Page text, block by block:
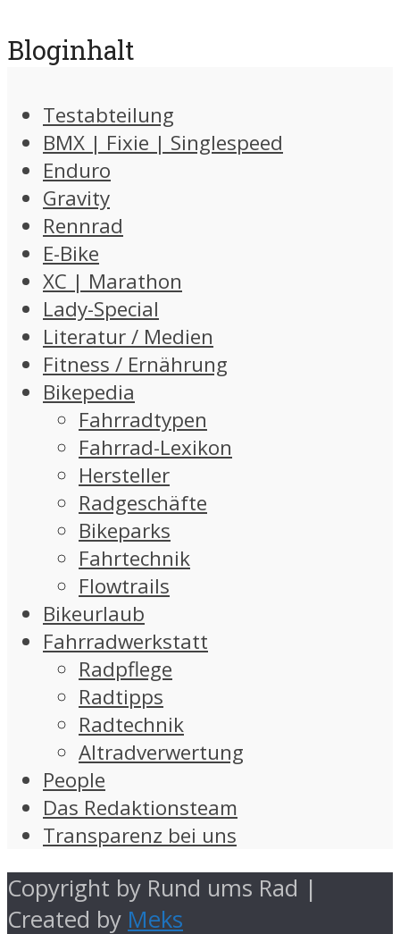
Bloginhalt
Testabteilung
BMX | Fixie | Singlespeed
Enduro
Gravity
Rennrad
E-Bike
XC | Marathon
Lady-Special
Literatur / Medien
Fitness / Ernährung
Bikepedia
Fahrradtypen
Fahrrad-Lexikon
Hersteller
Radgeschäfte
Bikeparks
Fahrtechnik
Flowtrails
Bikeurlaub
Fahrradwerkstatt
Radpflege
Radtipps
Radtechnik
Altradverwertung
People
Das Redaktionsteam
Transparenz bei uns
Copyright by Rund ums Rad |
Created by Meks